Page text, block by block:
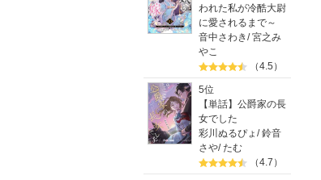
われた私が冷酷大尉
に愛されるまで～
音中さわき/宮之み
やこ
（4.5）
5位
【単話】公爵家の長
女でした
彩川ぬるぴょ /鈴音
さや/たむ
（4.7）